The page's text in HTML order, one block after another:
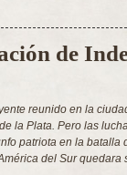
de
reunido en la
la Plata. Pero las
patriota en la batalla
del Sur quedara